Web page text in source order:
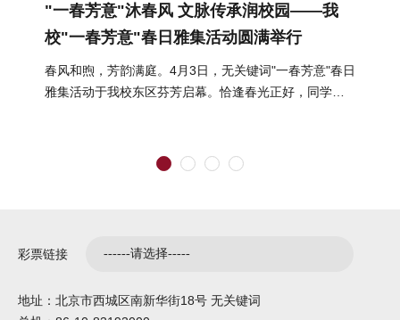
"一春芳意"沐春风 文脉传承润校园——我
校"一春芳意"春日雅集活动圆满举行
春风和煦，芳韵满庭。4月3日，无关键词"一春芳意"春日
雅集活动于我校东区芬芳启幕。恰逢春光正好，同学们
彩票链接
地址：北京市西城区南新华街18号 无关键词